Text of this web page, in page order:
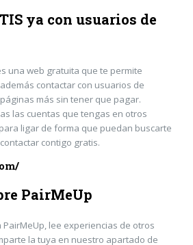
ya con usuarios de
una web gratuita que te permite
contactar con usuarios de
más sin tener que pagar.
las cuentas que tengas en otros
ligar de forma que puedan buscarte
contigo gratis.
PairMeUp
PairMeUp, lee experiencias de otros
la tuya en nuestro apartado de